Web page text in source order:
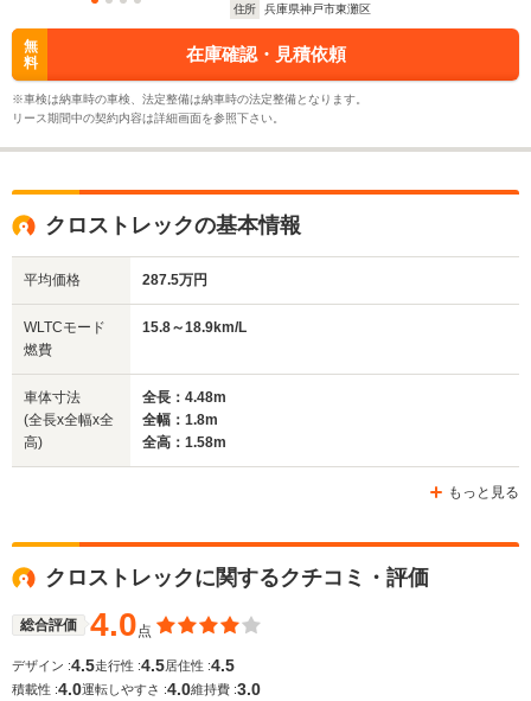
住所
兵庫県神戸市東灘区
無
料
在庫確認・見積依頼
※車検は納車時の車検、法定整備は納車時の法定整備となります。
リース期間中の契約内容は詳細画面を参照下さい。
クロストレックの基本情報
平均価格 287.5万円
WLTCモード
燃費
15.8～18.9km/L
車体寸法
(全長x全幅x全
高)
全長：4.48m
全幅：1.8m
全高：1.58m
もっと見る
クロストレックに関するクチコミ・評価
総合評価 4.0 点
デザイン :4.5走行性 :4.5居住性 :4.5
積載性 :4.0運転しやすさ :4.0維持費 :3.0